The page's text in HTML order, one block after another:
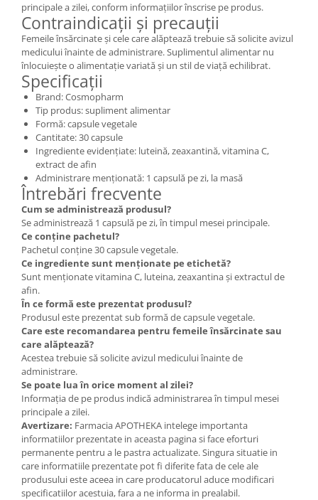
principale a zilei, conform informațiilor înscrise pe produs.
Contraindicații și precauții
Femeile însărcinate și cele care alăptează trebuie să solicite avizul
medicului înainte de administrare. Suplimentul alimentar nu
înlocuiește o alimentație variată și un stil de viață echilibrat.
Specificații
Brand: Cosmopharm
Tip produs: supliment alimentar
Formă: capsule vegetale
Cantitate: 30 capsule
Ingrediente evidențiate: luteină, zeaxantină, vitamina C,
extract de afin
Administrare menționată: 1 capsulă pe zi, la masă
Întrebări frecvente
Cum se administrează produsul?
Se administrează 1 capsulă pe zi, în timpul mesei principale.
Ce conține pachetul?
Pachetul conține 30 capsule vegetale.
Ce ingrediente sunt menționate pe etichetă?
Sunt menționate vitamina C, luteina, zeaxantina și extractul de
afin.
În ce formă este prezentat produsul?
Produsul este prezentat sub formă de capsule vegetale.
Care este recomandarea pentru femeile însărcinate sau
care alăptează?
Acestea trebuie să solicite avizul medicului înainte de
administrare.
Se poate lua în orice moment al zilei?
Informația de pe produs indică administrarea în timpul mesei
principale a zilei.
Avertizare: Farmacia APOTHEKA intelege importanta
informatiilor prezentate in aceasta pagina si face eforturi
permanente pentru a le pastra actualizate. Singura situatie in
care informatiile prezentate pot fi diferite fata de cele ale
produsului este aceea in care producatorul aduce modificari
specificatiilor acestuia, fara a ne informa in prealabil.